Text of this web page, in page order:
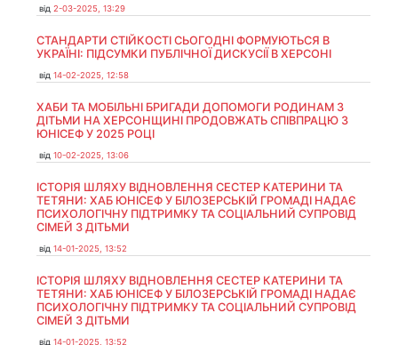
від 2-03-2025, 13:29
СТАНДАРТИ СТІЙКОСТІ СЬОГОДНІ ФОРМУЮТЬСЯ В
УКРАЇНІ: ПІДСУМКИ ПУБЛІЧНОЇ ДИСКУСІЇ В ХЕРСОНІ
від 14-02-2025, 12:58
ХАБИ ТА МОБІЛЬНІ БРИГАДИ ДОПОМОГИ РОДИНАМ З
ДІТЬМИ НА ХЕРСОНЩИНІ ПРОДОВЖАТЬ СПІВПРАЦЮ З
ЮНІСЕФ У 2025 РОЦІ
від 10-02-2025, 13:06
ІСТОРІЯ ШЛЯХУ ВІДНОВЛЕННЯ СЕСТЕР КАТЕРИНИ ТА
ТЕТЯНИ: ХАБ ЮНІСЕФ У БІЛОЗЕРСЬКІЙ ГРОМАДІ НАДАЄ
ПСИХОЛОГІЧНУ ПІДТРИМКУ ТА СОЦІАЛЬНИЙ СУПРОВІД
СІМЕЙ З ДІТЬМИ
від 14-01-2025, 13:52
ІСТОРІЯ ШЛЯХУ ВІДНОВЛЕННЯ СЕСТЕР КАТЕРИНИ ТА
ТЕТЯНИ: ХАБ ЮНІСЕФ У БІЛОЗЕРСЬКІЙ ГРОМАДІ НАДАЄ
ПСИХОЛОГІЧНУ ПІДТРИМКУ ТА СОЦІАЛЬНИЙ СУПРОВІД
СІМЕЙ З ДІТЬМИ
від 14-01-2025, 13:52